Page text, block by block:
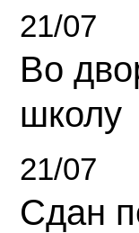
21/07
Во
школу
21/07
Сдан